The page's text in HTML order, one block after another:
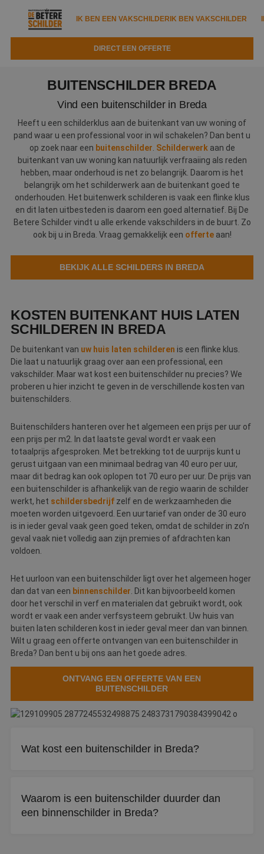
IK BEN EEN VAKSCHILDERIK BEN VAKSCHILDER
DIRECT EEN OFFERTE
Tools
Kennisbank
Trainingen
Partners
Infopakket
Zoeken naar een schilder
Tips
Garantie
Service
Waarom de betere schilder?
Binnenschilderwerk
DIRECT EEN OFFERTE
Over ons
Nieuws & blog
Vacatures
Magazines
BUITENSCHILDER BREDA
Vind een buitenschilder in Breda
Heeft u een schilderklus aan de buitenkant van uw woning of
pand waar u een professional voor in wil schakelen? Dan bent u
op zoek naar een buitenschilder Schilderwerkaan de
buitenkant van uw woning kan natuurlijk verfraaiing als reden
hebben, maar onderhoud is net zo belangrijk. Daarom is het
belangrijk om het schilderwerk aan de buitenkant goed te
onderhouden. Het buitenwerk schilderen is vaak een flinke klus
en dit laten uitbesteden is daarom een goed alternatief. Bij De
Betere Schilder vindt u alle erkende vakschilders in de buurt. Zo
ook bij u in Breda. Vraag gemakkelijk een offerteaan!
BEKIJK ALLE SCHILDERS IN BREDA
KOSTEN BUITENKANT HUIS LATEN
SCHILDEREN IN BREDA
De buitenkant van uw huis laten schilderen is een flinke klus.
Die laat u natuurlijk graag over aan een professional, een
vakschilder. Maar wat kost een buitenschilder nu precies? We
proberen u hier inzicht te geven in de verschillende kosten van
buitenschilders.
Buitenschilders hanteren over het algemeen een prijs per uur of
een prijs per m2. In dat laatste geval wordt er vaak een
totaalprijs afgesproken. Met betrekking tot de uurprijs kunt u
gerust uitgaan van een minimaal bedrag van 40 euro per uur,
maar dit bedrag kan ook oplopen tot 70 euro per uur. De prijs van
een buitenschilder is afhankelijk van de regio waarin de schilder
werkt, het schildersbedrijf zelf en de werkzaamheden die
moeten worden uitgevoerd. Een uurtarief van onder de 30 euro
is in ieder geval vaak geen goed teken, omdat de schilder in zo’n
geval vaak niet volledig aan zijn premies of afdrachten kan
voldoen.
Het uurloon van een buitenschilder ligt over het algemeen hoger
dan dat van een binnenschilder . Dit kan bijvoorbeeld komen
door het verschil in verf en materialen dat gebruikt wordt, ook
wordt er vaak een ander verfsysteem gebruikt. Uw huis van
buiten laten schilderen kost in ieder geval meer dan van binnen.
Wilt u graag een offerte ontvangen van een buitenschilder in
Breda? Dan bent u bij ons aan het goede adres.
ONTVANG EEN OFFERTE VAN EEN
BUITENSCHILDER
Wat kost een buitenschilder in Breda?
de uit te voeren werkzaamheden.
Waarom is een buitenschilder duurder dan
een binnenschilder in Breda?